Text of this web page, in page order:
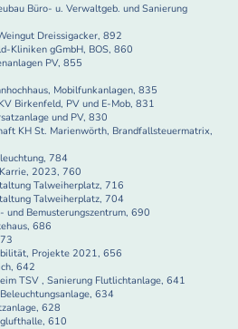
Büro- u. Verwaltgeb. und Sanierung
Dreissigacker, 892
Kliniken gGmbH, BOS, 860
PV, 855
Mobilfunkanlagen, 835
Birkenfeld, PV und E-Mob, 831
und PV, 830
KH St. Marienwörth, Brandfallsteuermatrix,
784
2023, 760
Talweiherplatz, 716
Talweiherplatz, 704
und Bemusterungszentrum, 690
686
Projekte 2021, 656
642
TSV , Sanierung Flutlichtanlage, 641
634
628
610